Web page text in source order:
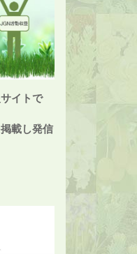
イトで
載し発信